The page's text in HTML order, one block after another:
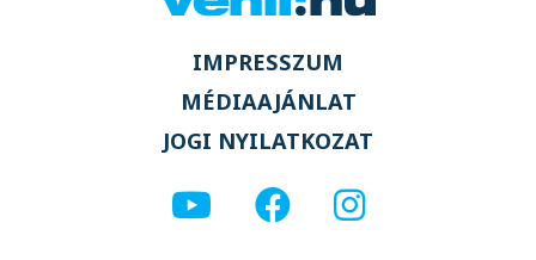
IMPRESSZUM
MÉDIAAJÁNLAT
JOGI NYILATKOZAT